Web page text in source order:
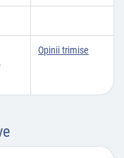
Opinii trimise